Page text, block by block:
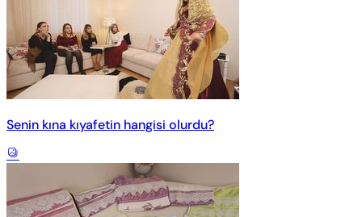
Senin kına kıyafetin hangisi olurdu?